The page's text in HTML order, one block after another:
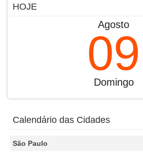
HOJE
Agosto
09
Domingo
Calendário das Cidades
São Paulo